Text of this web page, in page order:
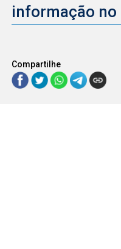
informação no
Compartilhe